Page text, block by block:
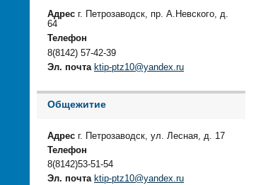
Адрес г. Петрозаводск, пр. А.Невского, д.
64
Телефон
8(8142) 57-42-39
Эл. почта ktip-ptz10@yandex.ru
Общежитие
Адрес г. Петрозаводск, ул. Лесная, д. 17
Телефон
8(8142)53-51-54
Эл. почта ktip-ptz10@yandex.ru